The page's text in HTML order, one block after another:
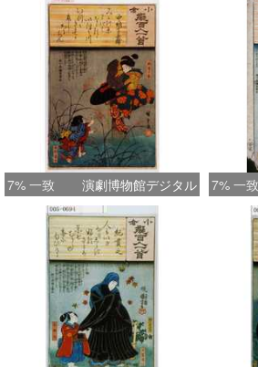
7% 一致 演劇博物館デジタル 7% 一致